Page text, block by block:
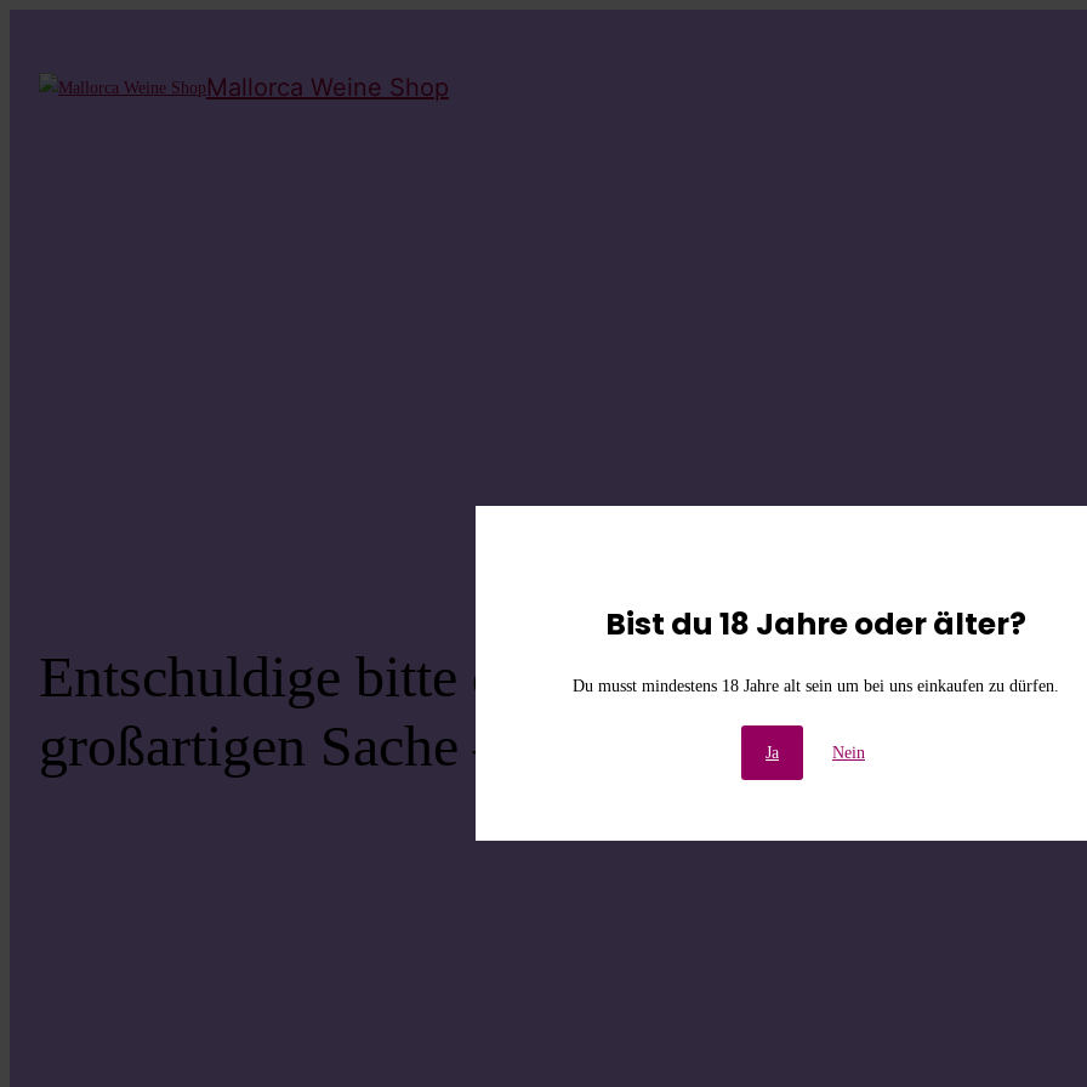
Bist du 18 Jahre oder älter?
Du musst mindestens 18 Jahre alt sein um bei uns einkaufen zu dürfen.
Ja Nein
Mallorca Weine Shop
Entschuldige bitte die Unannehmlichkeiten!
großartigen Sache – schau bald wieder vorbei!